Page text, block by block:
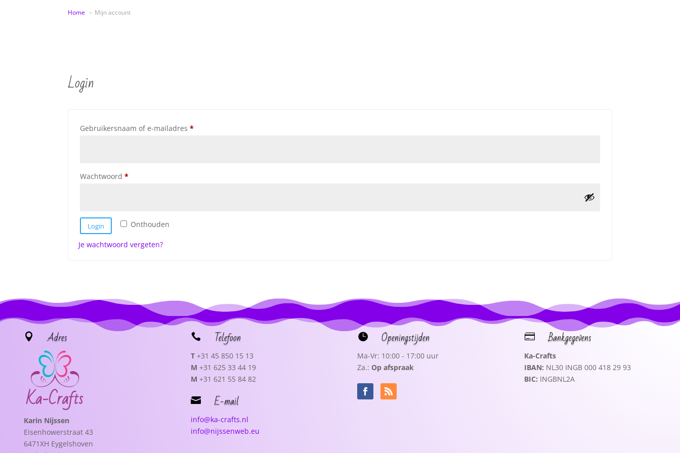
Home Mijn account
Login
Gebruikersnaam of e-mailadres*Vereist
Wachtwoord*Vereist
Onthouden
Login
Je wachtwoord vergeten?
 Adres
Karin Nijssen
Eisenhowerstraat 43
6471XH Eygelshoven
 Telefoon
T+31 45 850 15 13
M +31 625 33 44 19
M +31 621 55 84 82
 E-mail
info@ka-crafts.nl
info@nijssenweb.eu
 Openingstijden
Ma-Vr: 10:00 - 17:00 uur
Za.:Op afspraak
 Bankgegevens
Ka-Crafts
IBAN: NL30 INGB 000 418 29 93
BIC: INGBNL2A